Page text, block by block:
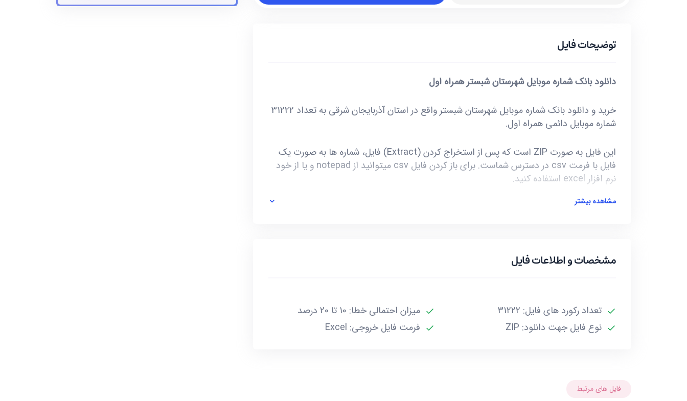
توضیحات فایل
دانلود بانک شماره موبایل شهرستان شبستر همراه اول
خرید و دانلود بانک شماره موبایل شهرستان شبستر واقع در استان آذربایجان شرقی به تعداد 31222
شماره موبایل دائمی همراه اول.
این فایل به صورت ZIP است که پس از استخراج کردن (Extract) فایل، شماره ها به صورت یک
فایل با فرمت csv در دسترس شماست. برای باز کردن فایل csv میتوانید از notepad و یا از خود
نرم افزار excel استفاده کنید.
آخرین بروز رسانی این فایل در تاریخ 1401/08/26 انجام شده و حجم این فایل کمتر از 69KB است.
مشاهده بیشتر
مشخصات و اطلاعات فایل
تعداد رکورد های فایل: 31222
نوع فایل جهت دانلود: ZIP
میزان احتمالی خطا: 10 تا 20 درصد
فرمت فایل خروجی: Excel
فایل های مرتبط